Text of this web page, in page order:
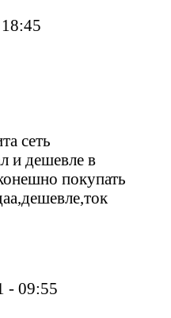
сеть
и дешевле в
покупать
- 09:55